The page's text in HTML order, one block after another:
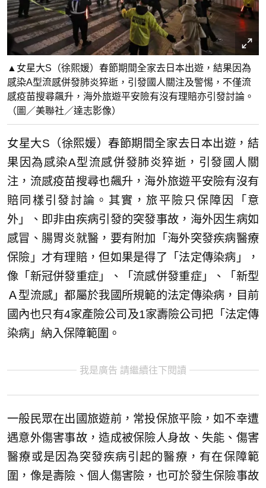
▲女星大S（徐熙媛）春節期間全家去日本出遊，結果因為
感染A型流感併發肺炎猝逝，引發國人關注及警惕，不僅流
感疫苗搜尋飆升，海外旅遊平安險有沒有理賠亦引發討論。
（圖／美聯社／達志影像）
女星大S（徐熙媛）春節期間全家去日本出遊，結
果因為感染A型流感併發肺炎猝逝，引發國人關
注，流感疫苗搜尋也飆升，海外旅遊平安險有沒有
賠同樣引發討論。其實，旅平險只保障因「意
外」、即非由疾病引發的突發事故，海外因生病如
感冒、腸胃炎就醫，要有附加「海外突發疾病醫療
保險」才有理賠，但如果是得了「法定傳染病」，
像「新冠併發重症」、「流感併發重症」、「新型
Ａ型流感」都屬於我國所規範的法定傳染病，目前
國內也只有4家產險公司及1家壽險公司把「法定傳
染病」納入保障範圍。
我是廣告 請繼續往下閱讀
一般民眾在出國旅遊前，常投保旅平險，如不幸遭
遇意外傷害事故，造成被保險人身故、失能、傷害
醫療或是因為突發疾病引起的醫療，有在保障範
圍，像是壽險、個人傷害險，也可於發生保險事故